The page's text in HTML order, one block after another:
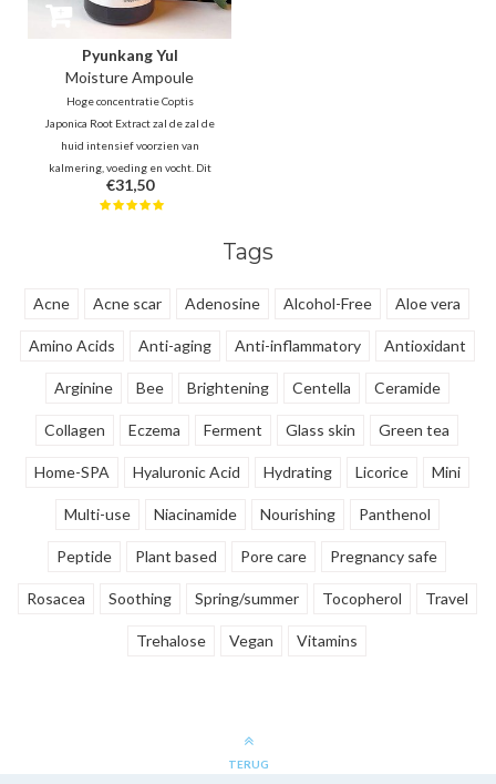
Pyunkang Yul
Moisture Ampoule
Hoge concentratie Coptis
Japonica Root Extract zal de zal de
huid intensief voorzien van
kalmering, voeding en vocht. Dit
honing-achtige gel ampoule
kleeft aan op de huid barrière en
€31,50
Tags
Acne Acne scar Adenosine Alcohol-Free Aloe vera
Amino Acids Anti-aging Anti-inflammatory Antioxidant
Arginine Bee Brightening Centella Ceramide
Collagen Eczema Ferment Glass skin Green tea
Home-SPA Hyaluronic Acid Hydrating Licorice Mini
Multi-use Niacinamide Nourishing Panthenol
Peptide Plant based Pore care Pregnancy safe
Rosacea Soothing Spring/summer Tocopherol Travel
Trehalose Vegan Vitamins
TERUG